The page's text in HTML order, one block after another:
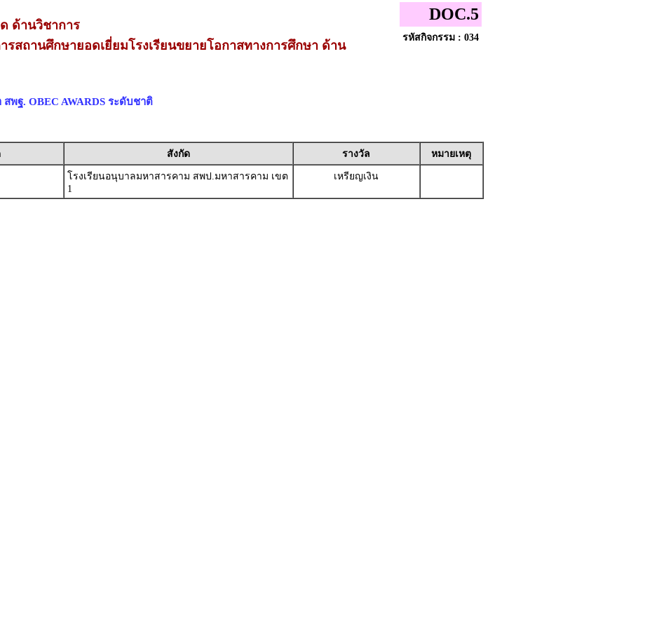
ด้านวิชาการ
รสถานศึกษายอดเยี่ยมโรงเรียนขยายโอกาสทางการศึกษา ด้าน
พฐ. OBEC AWARDS ระดับชาติ
DOC.5
รหัสกิจกรรม : 034
สังกัด รางวัล
หมายเหตุ
โรงเรียนอนุบาลมหาสารคาม สพป.มหาสารคาม เขต
1
เหรียญเงิน